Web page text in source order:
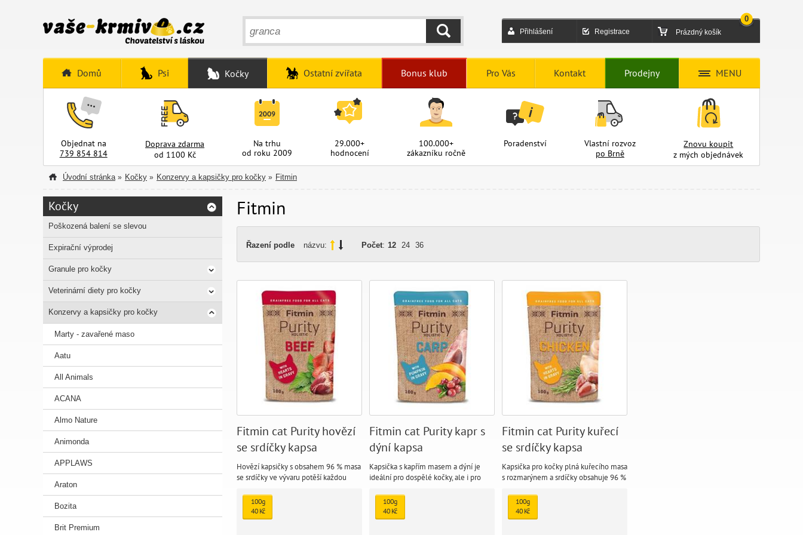
Přihlášení Registrace Prázdný košík
0
HLEDAT
Domů Psi Kočky Ostatní zvířata Bonus klub Pro Vás Kontakt Prodejny MENU
Objednat na
739 854 814
Doprava zdarma
od 1100 Kč
Na trhu
od roku 2009
29.000+
hodnocení
100.000+
zákazníku ročně
Poradenství
Vlastní rozvoz
po Brně
Znovu koupit
z mých objednávek
Úvodní stránka » Kočky » Konzervy a kapsičky pro kočky » Fitmin
Fitmin
Řazení podle názvu: Počet: 12 24 36
Fitmin cat Purity hovězí
se srdíčky kapsa
Hovězí kapsičky s obsahem 96 % masa
se srdíčky ve vývaru potěší každou
přidaných obilovin, cukrů, barviv a
konzervantů.
100g
40 Kč
Fitmin cat Purity kapr s
dýní kapsa
Kapsička s kapřím masem a dýní je
ideální pro dospělé kočky, ale i pro
vývaru ocení i mlsná kočka. Kapsička je
bohatá i na vitamíny a minerály, které
propívají zdraví koček.
100g
40 Kč
Fitmin cat Purity kuřecí
se srdíčky kapsa
Kapsička pro kočky plná kuřecího masa
s rozmarýnem a srdíčky obsahuje 96 %
lepší trávení a zároveň taurin pro dobrý
zrak, srdce a imunitu.
100g
40 Kč
Kočky
Poškozená balení se slevou
Expirační výprodej
Granule pro kočky
Veterinární diety pro kočky
Konzervy a kapsičky pro kočky
Marty - zavařené maso
Aatu
All Animals
ACANA
Almo Nature
Animonda
APPLAWS
Araton
Bozita
Brit Premium